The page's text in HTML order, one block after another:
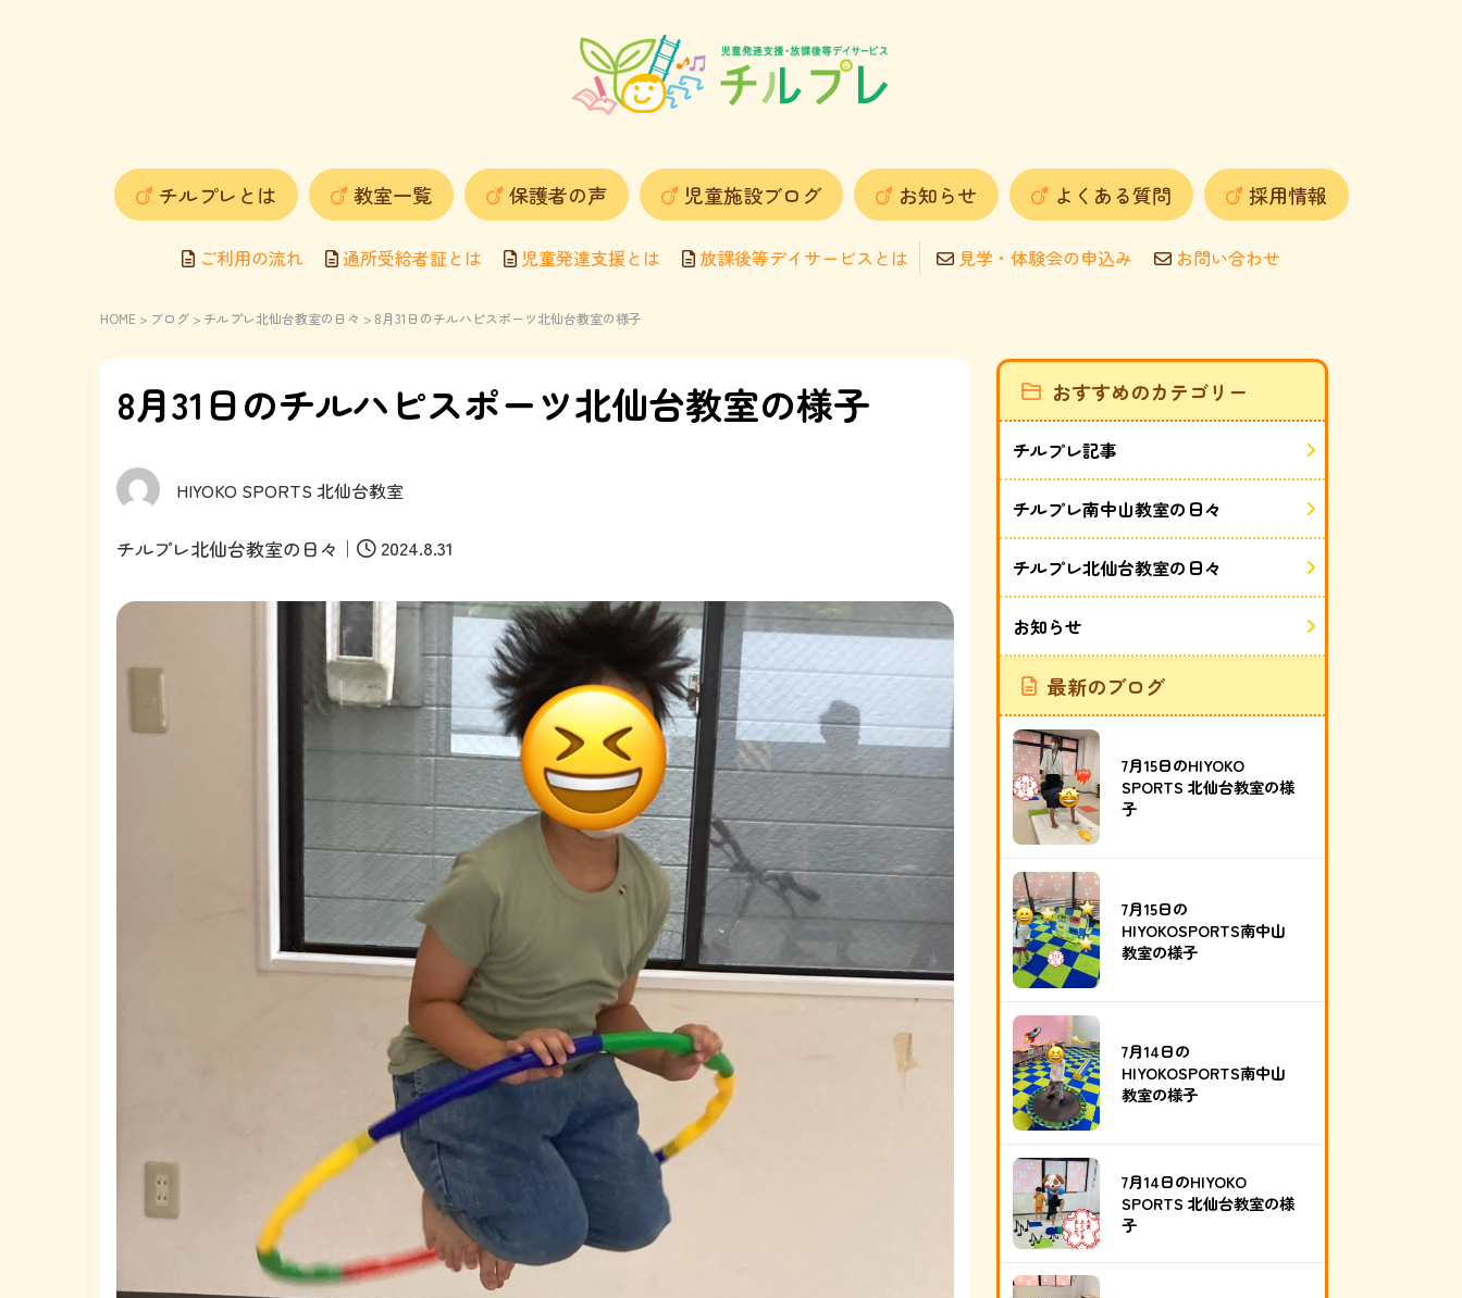
チルプレとは 教室一覧 保護者の声 児童施設ブログ お知らせ よくある質問 採用情報
ご利用の流れ 通所受給者証とは 児童発達支援とは 放課後等デイサービスとは 見学・体験会の申込み お問い合わせ
HOME > ブログ > チルプレ北仙台教室の日々 > 8月31日のチルハピスポーツ北仙台教室の様子
8月31日のチルハピスポーツ北仙台教室の様子
HIYOKO SPORTS 北仙台教室
チルプレ北仙台教室の日々 ｜ 2024.8.31
おすすめのカテゴリー
チルプレ記事
チルプレ南中山教室の日々
チルプレ北仙台教室の日々
お知らせ
最新のブログ
7月15日のHIYOKO
SPORTS 北仙台教室の様
子
7月15日の
HIYOKOSPORTS南中山
教室の様子
7月14日の
HIYOKOSPORTS南中山
教室の様子
7月14日のHIYOKO
SPORTS 北仙台教室の様
子